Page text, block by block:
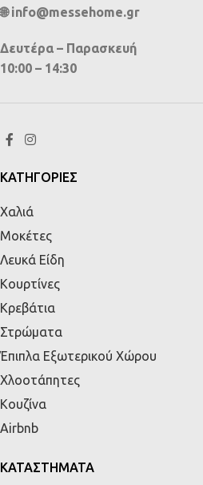
🌐 info@messehome.gr
Δευτέρα – Παρασκευή
10:00 – 14:30
ΚΑΤΗΓΟΡΙΕΣ
Χαλιά
Μοκέτες
Λευκά Είδη
Κουρτίνες
Κρεβάτια
Στρώματα
Έπιπλα Εξωτερικού Χώρου
Χλοοτάπητες
Κουζίνα
Airbnb
ΚΑΤΑΣΤΗΜΑΤΑ